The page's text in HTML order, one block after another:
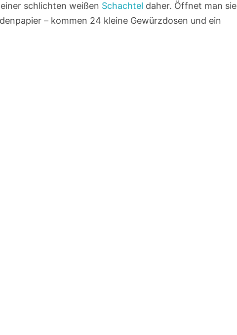
schlichten weißen Schachtel daher. Öffnet man sie
– kommen 24 kleine Gewürzdosen und ein